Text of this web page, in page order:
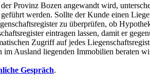
Provinz Bozen angewandt wird,
werden. Sollte der Kunde einen
zu überprüfen, ob
eintragen lassen, damit er
Zugriff auf jedes
Ausland liegenden Immobilien beraten
Gespräch.